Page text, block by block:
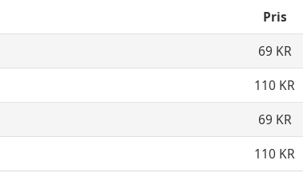
Pris
69 KR
110 KR
69 KR
110 KR